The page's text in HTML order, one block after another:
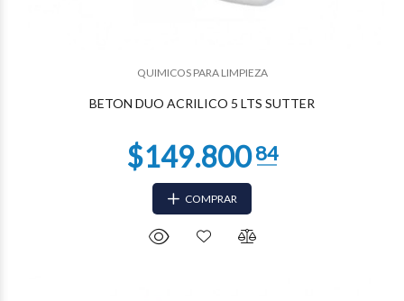
QUIMICOS PARA LIMPIEZA
BETON DUO ACRILICO 5 LTS SUTTER
COMPRAR